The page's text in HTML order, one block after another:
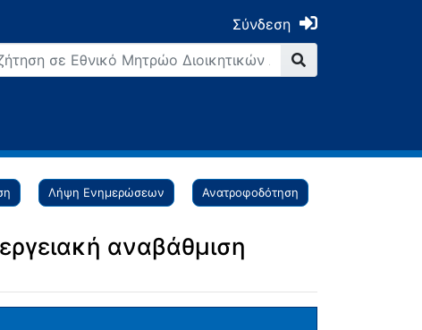
Σύνδεση
Λήψη Ενημερώσεων Ανατροφοδότηση
αναβάθμιση